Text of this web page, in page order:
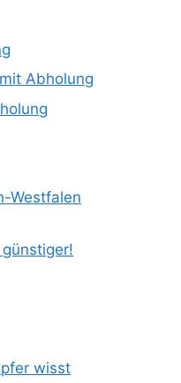
Abholung
Westfalen
wisst